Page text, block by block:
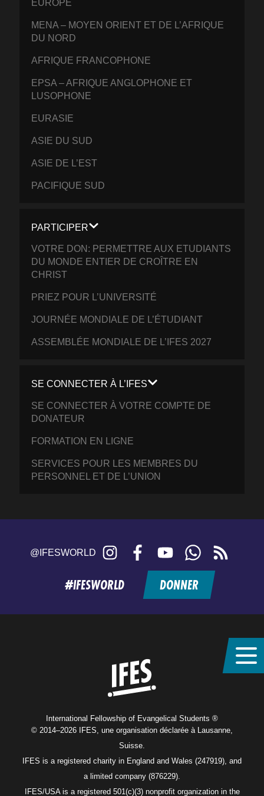
EUROPE
MENA – MOYEN ORIENT ET DE L’AFRIQUE
DU NORD
AFRIQUE FRANCOPHONE
EPSA – AFRIQUE ANGLOPHONE ET
LUSOPHONE
EURASIE
ASIE DU SUD
ASIE DE L’EST
PACIFIQUE SUD
PARTICIPER
VOTRE DON: PERMETTRE AUX ETUDIANTS
DU MONDE ENTIER DE CROÎTRE EN
CHRIST
PRIEZ POUR L’UNIVERSITÉ
JOURNÉE MONDIALE DE L’ÉTUDIANT
ASSEMBLÉE MONDIALE DE L’IFES 2027
SE CONNECTER À L’IFES
SE CONNECTER À VOTRE COMPTE DE
DONATEUR
FORMATION EN LIGNE
SERVICES POUR LES MEMBRES DU
PERSONNEL ET DE L’UNION
@IFESWORLD Instagram FacebookYouTubeWhatsApp
feed
#IFESWORLD DONNER
International Fellowship of Evangelical Students ®
© 2014–2026 IFES, une organisation déclarée à Lausanne,
Suisse.
IFES is a registered charity in England and Wales (247919), and
a limited company (876229).
IFES/USA is a registered 501(c)(3) nonprofit organization in the